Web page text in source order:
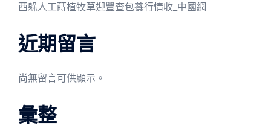
西躲人工蒔植牧草迎豐查包養行情收_中國網
近期留言
尚無留言可供顯示。
彙整